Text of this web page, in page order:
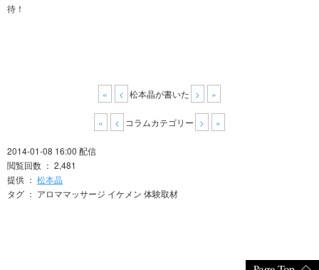
待！
« < 松本晶が書いた > »
« < コラムカテゴリー > »
2014-01-08 16:00 配信
閲覧回数 ： 2,481
提供 ： 松本晶
タグ ： アロママッサージ イケメン 体験取材